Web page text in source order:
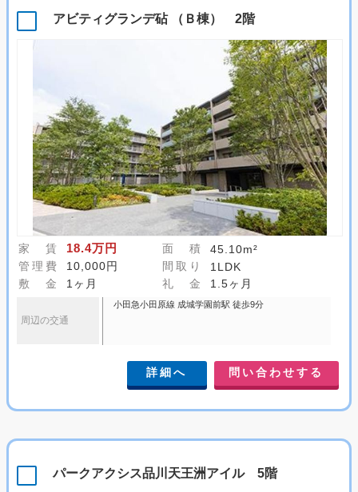
アビティグランデ砧 （Ｂ棟） 2階
家 賃 18.4万円 面 積
45.10m²
管理費
10,000円 間取り
1LDK
敷 金
1ヶ月 礼 金 1.5ヶ月
周辺の交通
小田急小田原線 成城学園前駅 徒歩9分
詳細へ 問い合わせする
パークアクシス品川天王洲アイル 5階